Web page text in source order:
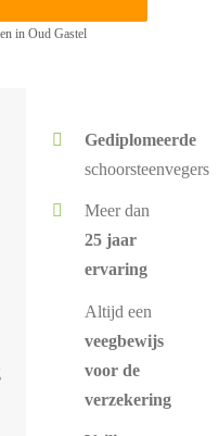
in Oud Gastel
Gediplomeerde
schoorsteenvegers
Meer dan
25 jaar
ervaring
Altijd een
veegbewijs
voor de
verzekering